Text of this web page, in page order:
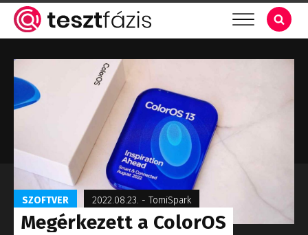
SZOFTVER 2022.08.23. - TomiSpark
Megérkezett a ColorOS